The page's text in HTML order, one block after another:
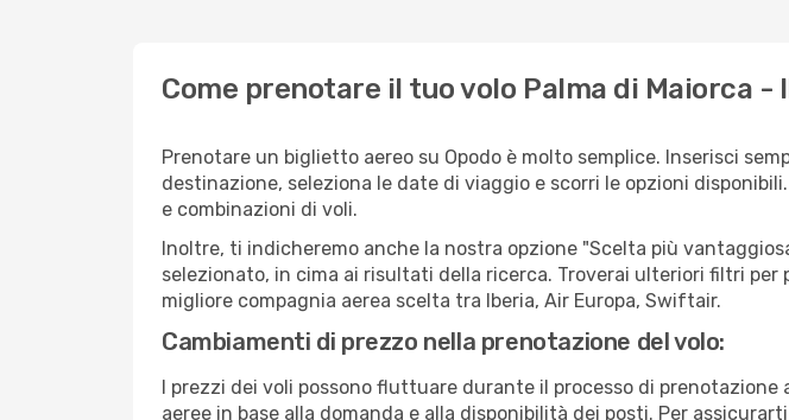
Come prenotare il tuo volo Palma di Maiorca -
Prenotare un biglietto aereo su Opodo è molto semplice. Inserisci
destinazione, seleziona le date di viaggio e scorri le opzioni
e combinazioni di voli.
Inoltre, ti indicheremo anche la nostra opzione "Scelta più
selezionato, in cima ai risultati della ricerca. Troverai ulteriori filtri
migliore compagnia aerea scelta tra Iberia, Air Europa, Swiftair.
Cambiamenti di prezzo nella prenotazione del volo:
I prezzi dei voli possono fluttuare durante il processo di
aeree in base alla domanda e alla disponibilità dei posti. Per